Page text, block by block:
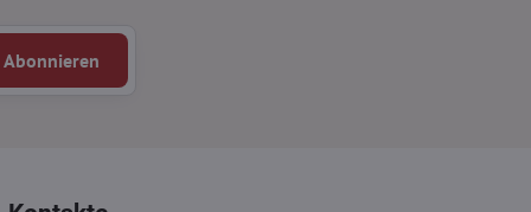
Abonnieren